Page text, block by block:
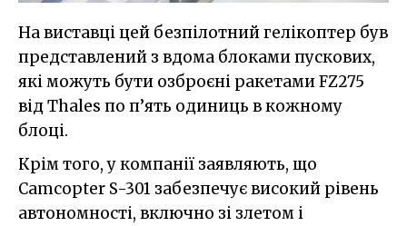
На виставці цей безпілотний гелікоптер був
представлений з вдома блоками пускових,
які можуть бути озброєні ракетами FZ275
від Thales по п’ять одиниць в кожному
блоці.
Крім того, у компанії заявляють, що
Camcopter S-301 забезпечує високий рівень
автономності, включно зі злетом і